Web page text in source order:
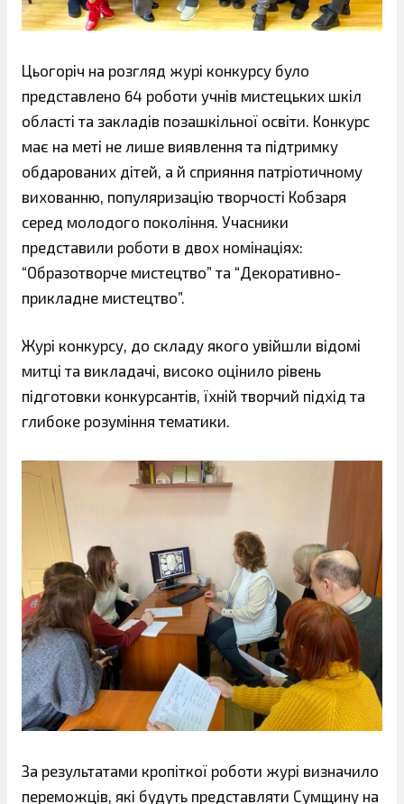
Цьогоріч на розгляд журі конкурсу було
представлено 64 роботи учнів мистецьких шкіл
області та закладів позашкільної освіти. Конкурс
має на меті не лише виявлення та підтримку
обдарованих дітей, а й сприяння патріотичному
вихованню, популяризацію творчості Кобзаря
серед молодого покоління. Учасники
представили роботи в двох номінаціях:
“Образотворче мистецтво” та “Декоративно-
прикладне мистецтво”.
Журі конкурсу, до складу якого увійшли відомі
митці та викладачі, високо оцінило рівень
підготовки конкурсантів, їхній творчий підхід та
глибоке розуміння тематики.
За результатами кропіткої роботи журі визначило
переможців, які будуть представляти Сумщину на